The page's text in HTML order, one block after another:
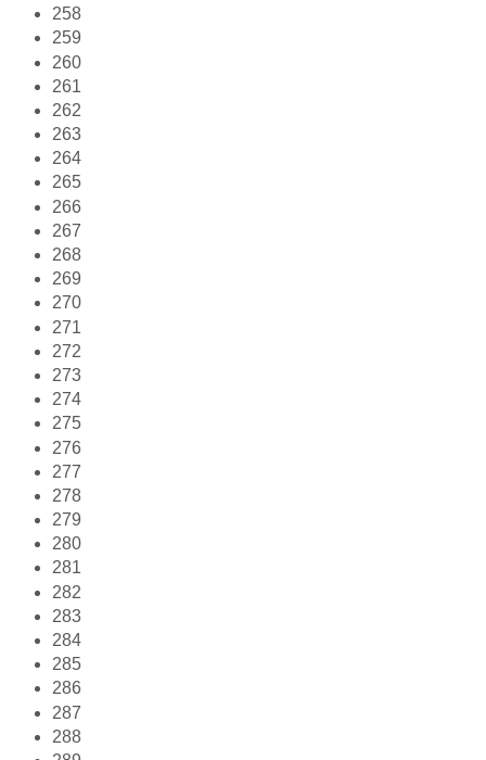
258
259
260
261
262
263
264
265
266
267
268
269
270
271
272
273
274
275
276
277
278
279
280
281
282
283
284
285
286
287
288